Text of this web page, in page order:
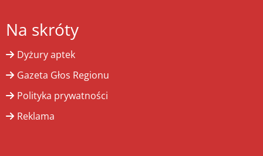
Na skróty
Dyżury aptek
Gazeta Głos Regionu
Polityka prywatności
Reklama